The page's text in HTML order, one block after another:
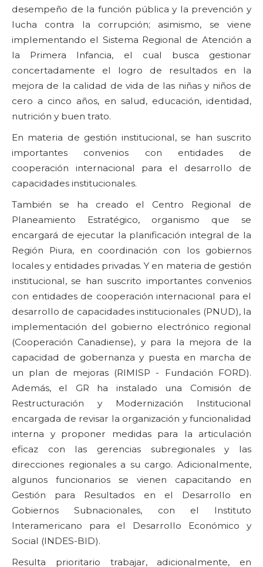
desempeño de la función pública y la prevención y
lucha contra la corrupción; asimismo, se viene
implementando el Sistema Regional de Atención a
la Primera Infancia, el cual busca gestionar
concertadamente el logro de resultados en la
mejora de la calidad de vida de las niñas y niños de
cero a cinco años, en salud, educación, identidad,
nutrición y buen trato.
En materia de gestión institucional, se han suscrito
importantes convenios con entidades de
cooperación internacional para el desarrollo de
capacidades institucionales.
También se ha creado el Centro Regional de
Planeamiento Estratégico, organismo que se
encargará de ejecutar la planificación integral de la
Región Piura, en coordinación con los gobiernos
locales y entidades privadas. Y en materia de gestión
institucional, se han suscrito importantes convenios
con entidades de cooperación internacional para el
desarrollo de capacidades institucionales (PNUD), la
implementación del gobierno electrónico regional
(Cooperación Canadiense), y para la mejora de la
capacidad de gobernanza y puesta en marcha de
un plan de mejoras (RIMISP - Fundación FORD).
Además, el GR ha instalado una Comisión de
Restructuración y Modernización Institucional
encargada de revisar la organización y funcionalidad
interna y proponer medidas para la articulación
eficaz con las gerencias subregionales y las
direcciones regionales a su cargo. Adicionalmente,
algunos funcionarios se vienen capacitando en
Gestión para Resultados en el Desarrollo en
Gobiernos Subnacionales, con el Instituto
Interamericano para el Desarrollo Económico y
Social (INDES-BID).
Resulta prioritario trabajar, adicionalmente, en